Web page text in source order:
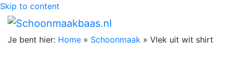
Skip to content
Je bent hier: Home » Schoonmaak » Vlek uit wit shirt